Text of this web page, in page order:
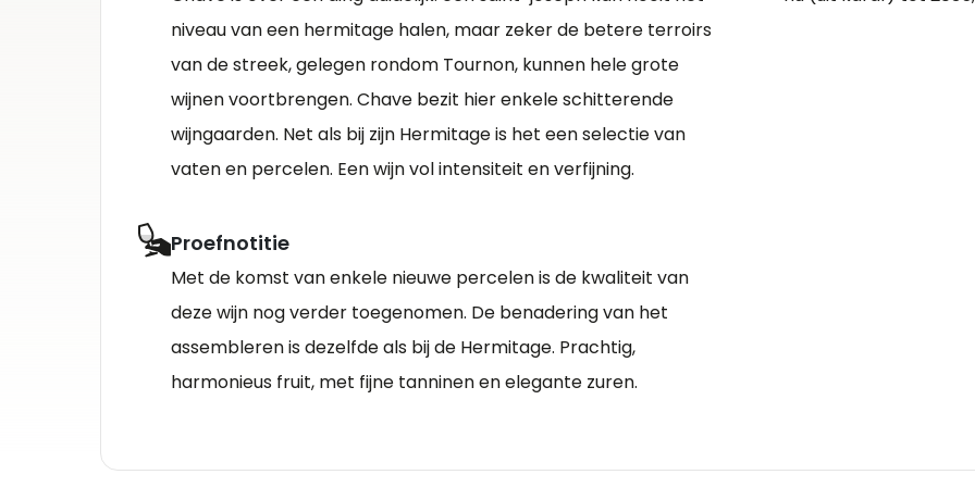
niveau van een hermitage halen, maar zeker de betere terroirs
van de streek, gelegen rondom Tournon, kunnen hele grote
wijnen voortbrengen. Chave bezit hier enkele schitterende
wijngaarden. Net als bij zijn Hermitage is het een selectie van
vaten en percelen. Een wijn vol intensiteit en verfijning.
Proefnotitie
Met de komst van enkele nieuwe percelen is de kwaliteit van
deze wijn nog verder toegenomen. De benadering van het
assembleren is dezelfde als bij de Hermitage. Prachtig,
harmonieus fruit, met fijne tanninen en elegante zuren.